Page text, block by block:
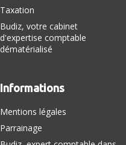
Taxation
Budiz, votre cabinet
d'expertise comptable
dématérialisé
Informations
Mentions légales
Parrainage